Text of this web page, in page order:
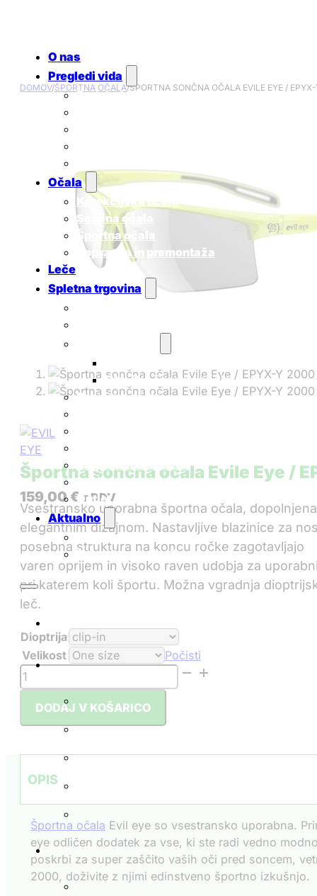
O nas
Pregledi vida
Redni očesni pregledi
Očala
Korekcijska očala
Sončna očala
Športna očala
Popravila in premontaža
Leče
Spletna trgovina
Otroška športna očala
Pametna očala
Nega kontaktnih leč
Darilni boni
Outlet
Aktualno
Novice
Pogosta vprašanja
DOMOV/ŠPORTNA OČALA/ŠPORTNA SONČNA OČALA EVILE EYE /
Športna sončna očala Evile Eye /
159,00€ z DDV
Vsestransko uporabna športna očala,
elegantnim dizajnom. Nastavljive blazinice za
posebna struktura na koncu ročke zagotavljajo
varen oprijem in visoko raven udobja za
pri katerem koli športu. Možna vgradnja
leč.
Dioptrija
Velikost
Počisti
Športna
sončna
očala
Evile
/
EPYX-
2000
količina
DODAJ V KOŠARICO
OPIS
Športna očala Evil eye so vsestransko uporabna.
eye odličen dodatek za vse, ki ste radi vedno
poskrbi za super zaščito vaših oči pred soncem,
2000, doživite z njimi edinstveno športno izkušnjo.